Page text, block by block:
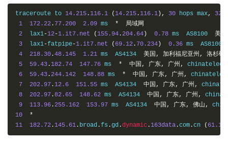
traceroute to 14.215 . 116.1 ( 14.215 . 116.1), 30 hops max, 32
1
172.22 . 77.200 2.09 ms *
局域网
2
  lax1
-12-1.it7.net ( 155.94 .204.64) 0.78 ms  AS8100 美
3
  lax1
-fatpipe-1.it7.net ( 69.12 . 70.234) 0.36 ms
4
218.30 .48.145 1.21 ms  AS4134 美国, 加利福尼亚州,
洛杉矶,
5
59.43 . 182.74 147.76 ms * 中国, 广东, 广州,
6
59.43 .244.142 148.88 ms * 中国, 广东, 广州,
7
202.97 . 12.6 151.55 ms  AS4134 中国, 广东, 广州,
8
202.97 .82.65 148.62 ms  AS4134 中国, 广东, 广州,
9
113.96 .255.162 153.97 ms  AS4134 中国, 广东, 佛山,
10
*
11
182.72 . 145.61 . broad .fs .gd .dynamic . 163data .com .cn (